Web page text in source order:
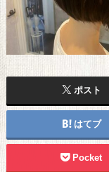
ポスト
はてブ
Pocket